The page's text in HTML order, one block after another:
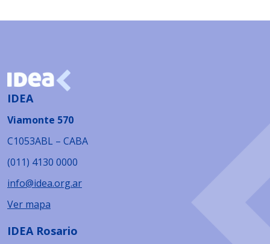
IDEA
Viamonte 570
C1053ABL – CABA
(011) 4130 0000
info@idea.org.ar
Ver mapa
IDEA Rosario